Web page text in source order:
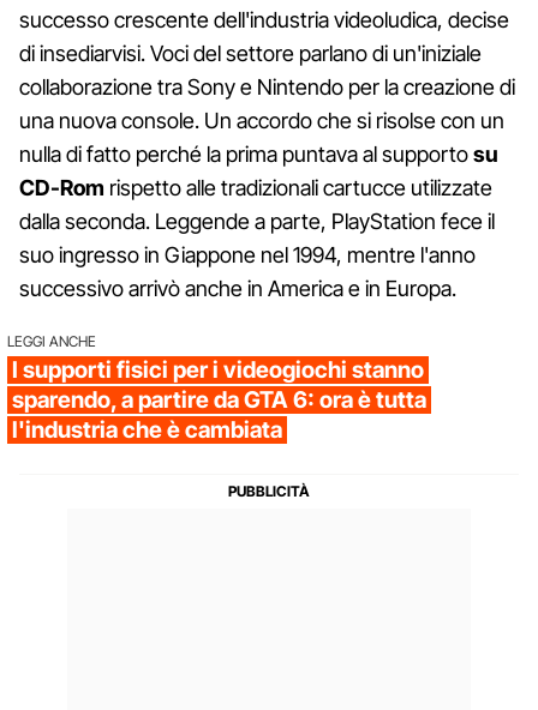
successo crescente dell'industria videoludica, decise
di insediarvisi. Voci del settore parlano di un'iniziale
collaborazione tra Sony e Nintendo per la creazione di
una nuova console. Un accordo che si risolse con un
nulla di fatto perché la prima puntava al supportosu
CD-Rom rispetto alle tradizionali cartucce utilizzate
dalla seconda. Leggende a parte, PlayStation fece il
suo ingresso in Giappone nel 1994, mentre l'anno
successivo arrivò anche in America e in Europa.
LEGGI ANCHE
I supporti fisici per i videogiochi stanno
sparendo, a partire da GTA 6: ora è tutta
l'industria che è cambiata